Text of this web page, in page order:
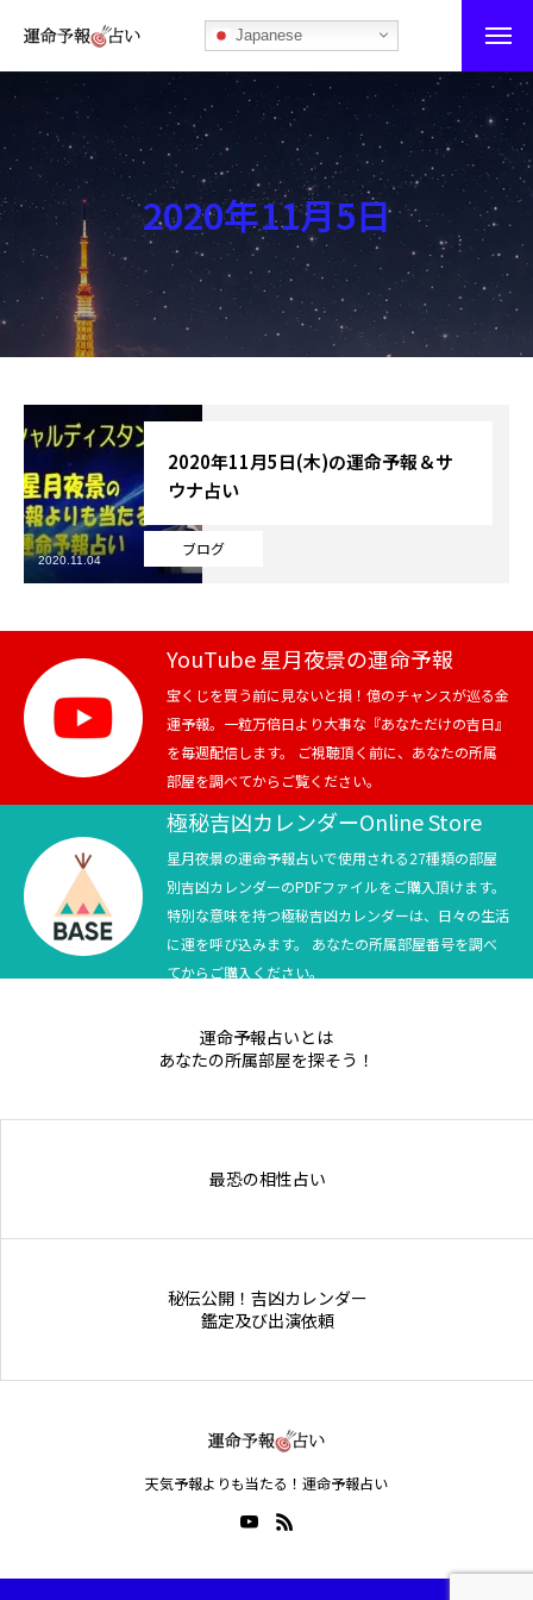
Japanese
運命予報占い
運命予報占いとは
あなたの所属部屋を探そう！
最恐の相性占い
秘伝公開！吉凶カレンダー
記事カテゴリー
ブログ
お知らせ
テニス
スポーツ
競馬
テニス四大大会・五輪
テニス四大大会・五輪
2020年11月5日
ブログ
2020年11月5日(木)の運命予報＆サ
ウナ占い
2020.11.04
YouTube 星月夜景の運命予報
宝くじを買う前に見ないと損！億のチャンスが巡る金
運予報。一粒万倍日より大事な『あなただけの吉日』
を毎週配信します。 ご視聴頂く前に、あなたの所属
部屋を調べてからご覧ください。
極秘吉凶カレンダーOnline Store
星月夜景の運命予報占いで使用される27種類の部屋
別吉凶カレンダーのPDFファイルをご購入頂けます。
特別な意味を持つ極秘吉凶カレンダーは、日々の生活
に運を呼び込みます。 あなたの所属部屋番号を調べ
てからご購入ください。
運命予報占いとは
あなたの所属部屋を探そう！
最恐の相性占い
秘伝公開！吉凶カレンダー
鑑定及び出演依頼
天気予報よりも当たる！運命予報占い